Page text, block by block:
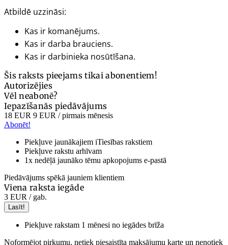
Atbildē uzzināsi:
Kas ir komanējums.
Kas ir darba brauciens.
Kas ir darbinieka nosūtīšana.
Šis raksts pieejams tikai abonentiem!
Autorizējies
Vēl neabonē?
Iepazīšanās piedāvājums
18 EUR 9 EUR / pirmais mēnesis
Abonēt!
Piekļuve jaunākajiem iTiesības rakstiem
Piekļuve rakstu arhīvam
1x nedēļā jaunāko tēmu apkopojums e-pastā
Piedāvājums spēkā jauniem klientiem
Viena raksta iegāde
3 EUR / gab.
Lasīt!
Piekļuve rakstam 1 mēnesi no iegādes brīža
Noformējot pirkumu, netiek piesaistīta maksājumu karte un nenotiek